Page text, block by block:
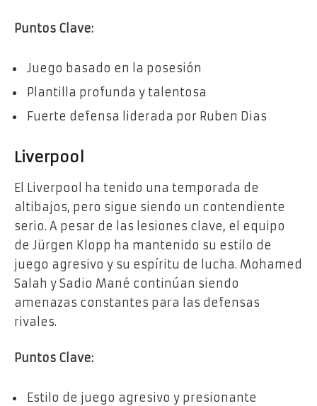
Puntos Clave:
Juego basado en la posesión
Plantilla profunda y talentosa
Fuerte defensa liderada por Ruben Dias
Liverpool
El Liverpool ha tenido una temporada de
altibajos, pero sigue siendo un contendiente
serio. A pesar de las lesiones clave, el equipo
de Jürgen Klopp ha mantenido su estilo de
juego agresivo y su espíritu de lucha. Mohamed
Salah y Sadio Mané continúan siendo
amenazas constantes para las defensas
rivales.
Puntos Clave:
Estilo de juego agresivo y presionante